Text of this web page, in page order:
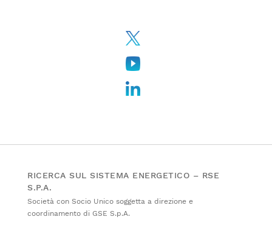
RICERCA SUL SISTEMA ENERGETICO – RSE
S.P.A.
Società con Socio Unico soggetta a direzione e
coordinamento di GSE S.p.A.